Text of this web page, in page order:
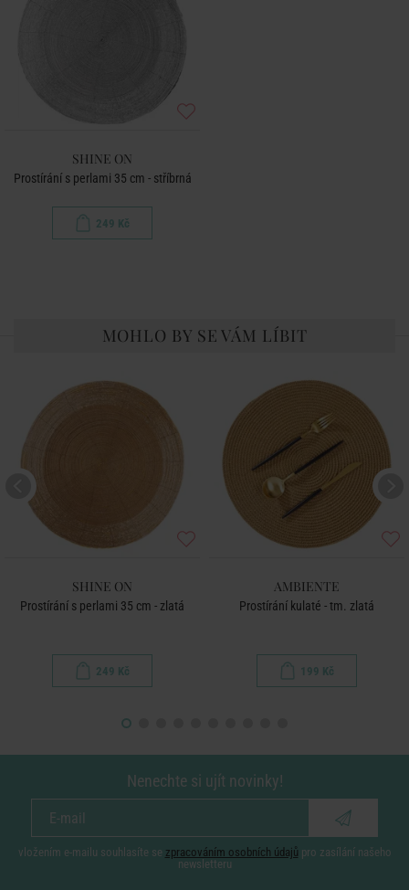
SHINE ON
Prostírání s perlami 35 cm - stříbrná
249 Kč
MOHLO BY SE VÁM LÍBIT
SHINE ON
Prostírání s perlami 35 cm - zlatá
249 Kč
AMBIENTE
Prostírání kulaté - tm. zlatá
199 Kč
Nenechte si ujít novinky!
vložením e-mailu souhlasíte se zpracováním osobních údajů pro zasílání našeho
newsletteru